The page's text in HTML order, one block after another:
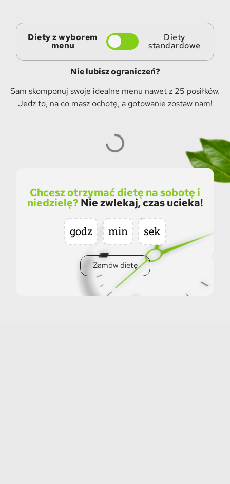
Diety z wyborem
menu
Diety
standardowe
Nie lubisz ograniczeń?
Sam skomponuj swoje idealne menu nawet z 25 posiłków.
Jedz to, na co masz ochotę, a gotowanie zostaw nam!
Chcesz otrzymać dietę na sobotę i
niedzielę? Nie zwlekaj, czas ucieka!
godz min sek
Zamów dietę